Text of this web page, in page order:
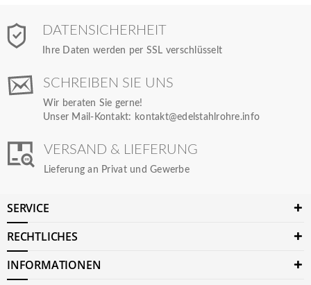
DATENSICHERHEIT
Ihre Daten werden per SSL verschlüsselt
SCHREIBEN SIE UNS
Wir beraten Sie gerne!
Unser Mail-Kontakt: kontakt@edelstahlrohre.info
VERSAND & LIEFERUNG
Lieferung an Privat und Gewerbe
SERVICE
RECHTLICHES
INFORMATIONEN